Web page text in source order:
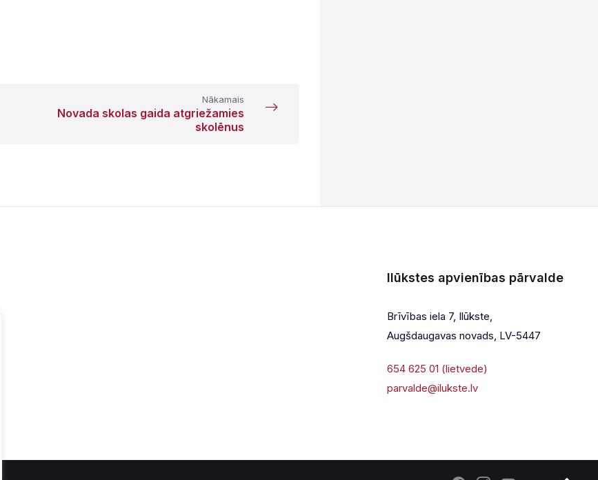
Nākamais
Novada skolas gaida atgriežamies
skolēnus
Ilūkstes apvienības pārvalde
Brīvības iela 7, Ilūkste,
Augšdaugavas novads, LV-5447
654 625 01 (lietvede)
parvalde@ilukste.lv